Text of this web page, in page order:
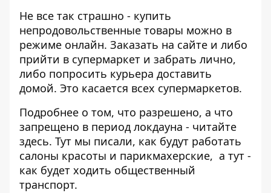
Не все так страшно - купить
непродовольственные товары можно в
режиме онлайн. Заказать на сайте и либо
прийти в супермаркет и забрать лично,
либо попросить курьера доставить
домой. Это касается всех супермаркетов.
Подробнее о том, что разрешено, а что
запрещено в период локдауна - читайте
здесь. Тут мы писали, как будут работать
салоны красоты и парикмахерские, а тут -
как будет ходить общественный
транспорт.